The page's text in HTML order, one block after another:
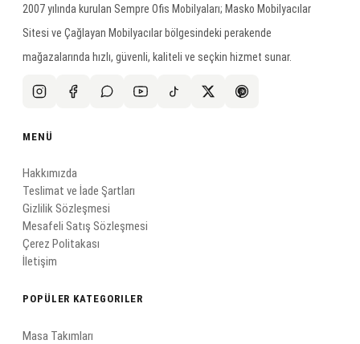
2007 yılında kurulan Sempre Ofis Mobilyaları; Masko Mobilyacılar
Sitesi ve Çağlayan Mobilyacılar bölgesindeki perakende
mağazalarında hızlı, güvenli, kaliteli ve seçkin hizmet sunar.
MENÜ
Hakkımızda
Teslimat ve İade Şartları
Gizlilik Sözleşmesi
Mesafeli Satış Sözleşmesi
Çerez Politakası
İletişim
POPÜLER KATEGORILER
Masa Takımları